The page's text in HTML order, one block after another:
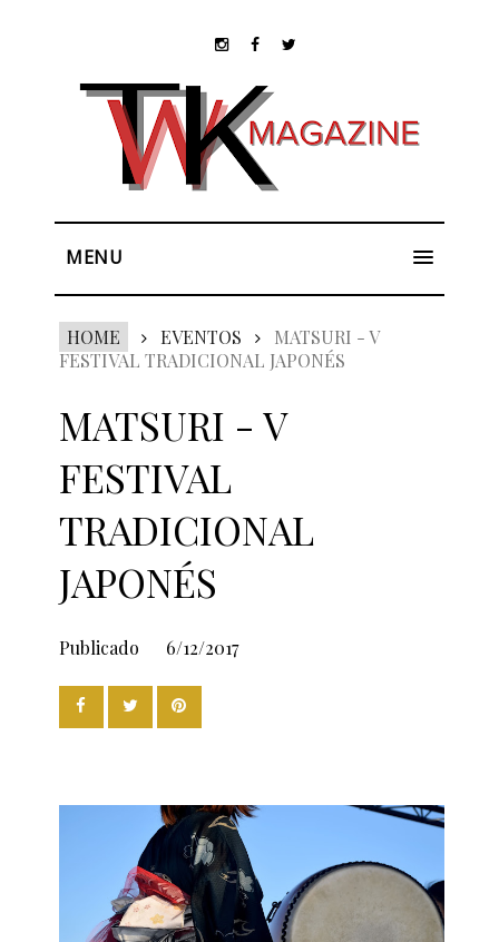
MENU
HOME EVENTOS
MATSURI - V
FESTIVAL TRADICIONAL JAPONÉS
MATSURI - V
FESTIVAL
TRADICIONAL
JAPONÉS
Publicado 6/12/2017